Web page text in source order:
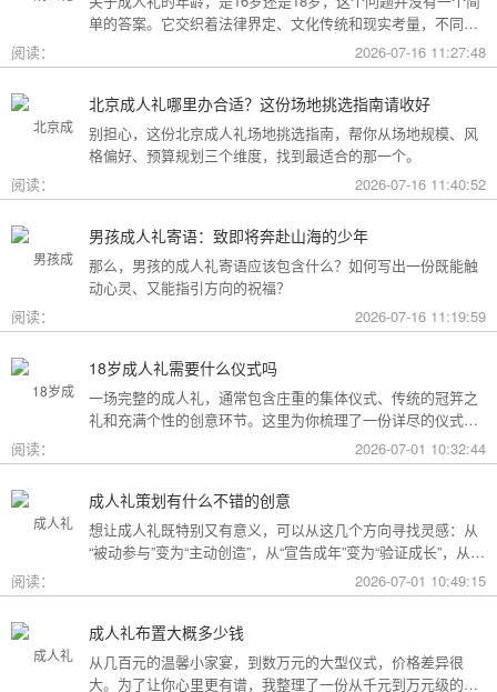
单的答案。它交织着法律界定、文化传统和现实考量，不同的
阅读： 2026-07-16 11:27:48
北京成人礼哪里办合适？这份场地挑选指南请收好
别担心，这份北京成人礼场地挑选指南，帮你从场地规模、风
格偏好、预算规划三个维度，找到最适合的那一个。
阅读：
2026-07-16 11:40:52
男孩成人礼寄语：致即将奔赴山海的少年
那么，男孩的成人礼寄语应该包含什么？如何写出一份既能触
动心灵、又能指引方向的祝福？
阅读：
2026-07-16 11:19:59
18岁成人礼需要什么仪式吗
一场完整的成人礼，通常包含庄重的集体仪式、传统的冠笄之
礼和充满个性的创意环节。这里为你梳理了一份详尽的仪式清
阅读： 2026-07-01 10:32:44
成人礼策划有什么不错的创意
想让成人礼既特别又有意义，可以从这几个方向寻找灵感：从
“被动参与”变为“主动创造”，从“宣告成年”变为“验证成长”，从
阅读： 2026-07-01 10:49:15
成人礼布置大概多少钱
从几百元的温馨小家宴，到数万元的大型仪式，价格差异很
大。为了让你心里更有谱，我整理了一份从千元到万元级的费